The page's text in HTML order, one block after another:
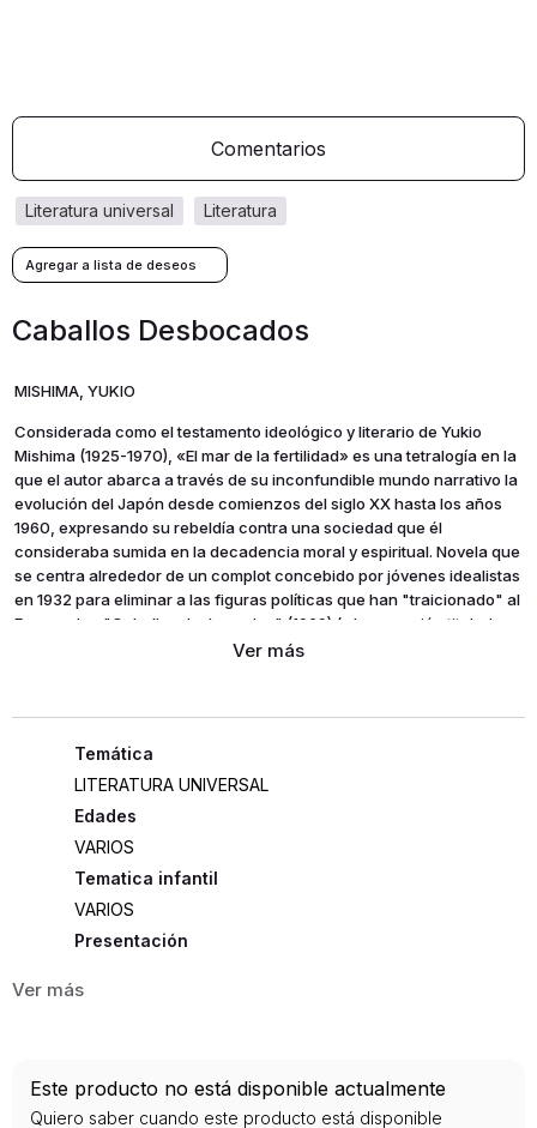
Comentarios
literatura
literatura universal
Caballos Desbocados
MISHIMA, YUKIO
Considerada como el testamento ideológico y literario de Yukio
Mishima (1925-1970), «El mar de la fertilidad» es una tetralogía en la
que el autor abarca a través de su inconfundible mundo narrativo la
evolución del Japón desde comienzos del siglo XX hasta los años
1960, expresando su rebeldía contra una sociedad que él
consideraba sumida en la decadencia moral y espiritual. Novela que
se centra alrededor de un complot concebido por jóvenes idealistas
en 1932 para eliminar a las figuras políticas que han "traicionado" al
Emperador, "Caballos desbocados" (1969) (y la narración titulada
«La Liga del Viento Divino» que inserta y que relata uno de los más
LITERATURA UNIVERSAL
Edades
VARIOS
Tematica infantil
VARIOS
Presentación
Español
Este producto no está disponible actualmente
Quiero saber cuando este producto está disponible